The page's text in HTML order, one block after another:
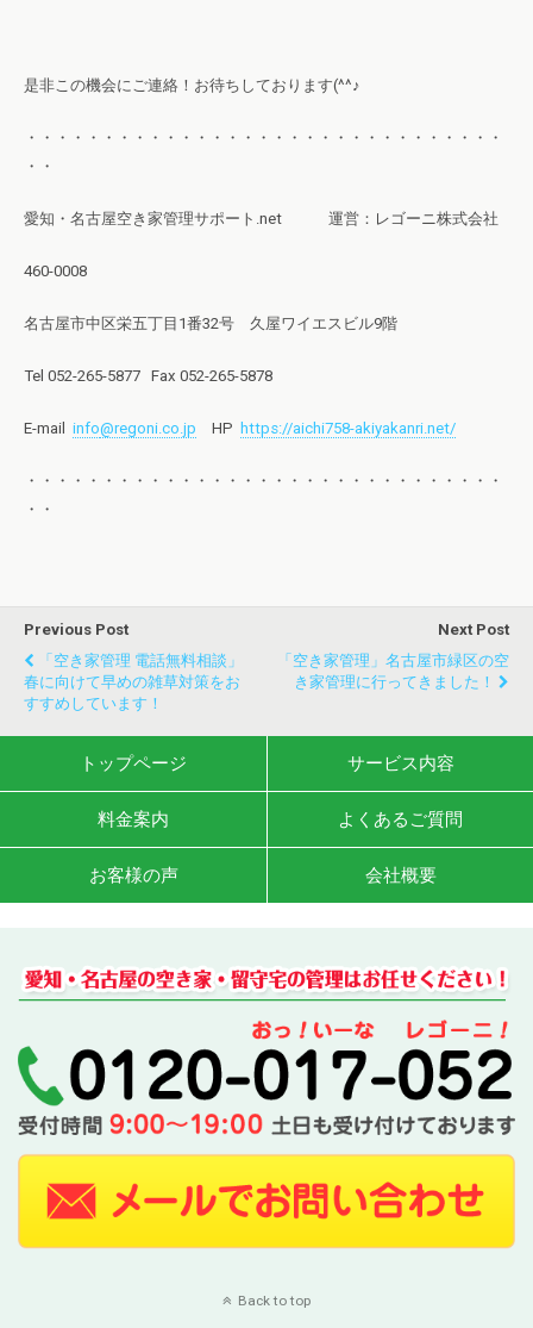
是非この機会にご連絡！お待ちしております(^^♪
・・・・・・・・・・・・・・・・・・・・・・・・・・・・・・・
・・
愛知・名古屋空き家管理サポート.net 運営：レゴーニ株式会社
460-0008
名古屋市中区栄五丁目1番32号 久屋ワイエスビル9階
Tel 052-265-5877 Fax 052-265-5878
E-mail info@regoni.co.jp HP https://aichi758-akiyakanri.net/
・・・・・・・・・・・・・・・・・・・・・・・・・・・・・・・
・・
Previous Post
「空き家管理 電話無料相談」
春に向けて早めの雑草対策をお
すすめしています！
Next Post
「空き家管理」名古屋市緑区の空
き家管理に行ってきました！
トップページ サービス内容
料金案内 よくあるご質問
お客様の声 会社概要
Back to top